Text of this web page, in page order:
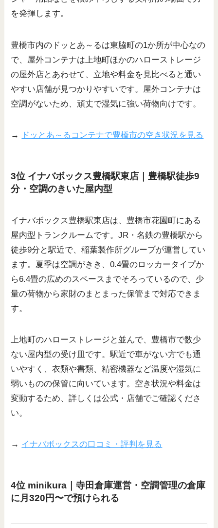
を発揮します。
豊橋市内のドッとあ～るは東脇町の1か所が中心なの
で、屋外コンテナは上地町ほかのハローストレージ
の屋外店とあわせて、立地や料金を見比べると通い
やすい店舗が見つかりやすいです。屋外コンテナは
空調がないため、頑丈で湿気に強い荷物向けです。
→ ドッとあ～るコンテナで豊橋市の空き状況を見る
3位 イナバボックス豊橋駅東店｜豊橋駅徒歩9
分・空調のきいた屋内型
イナバボックス豊橋駅東店は、豊橋市花園町にある
屋内型トランクルームです。JR・名鉄の豊橋駅から
徒歩9分と駅近で、稲葉製作所グループが運営してい
ます。夏季は空調がきき、0.4畳のロッカータイプか
ら6.4畳の広めのスペースまでそろっているので、少
量の荷物から家財のまとまった保管まで対応できま
す。
上地町のハローストレージと並んで、豊橋市で数少
ない屋内型の受け皿です。駅近で車がない方でも通
いやすく、衣類や書類、精密機器など温度や湿気に
弱いものの保管に向いています。空き状況や料金は
変動するため、詳しくは公式・店舗でご確認くださ
い。
→ イナバボックスの口コミ・評判を見る
4位 minikura｜寺田倉庫運営・空調管理の倉庫
に月320円〜で預けられる